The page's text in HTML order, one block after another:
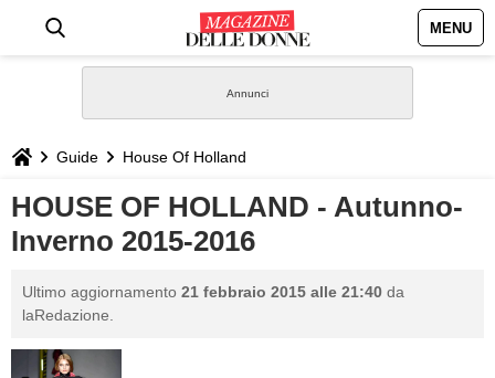
MENU
STILE
BIOGRAFIE
DEFINIZIONI
GASTRONOMIA
Guide House Of Holland
HOUSE OF HOLLAND - Autunno-
Inverno 2015-2016
Ultimo aggiornamento 21 febbraio 2015 alle 21:40 da
laRedazione.